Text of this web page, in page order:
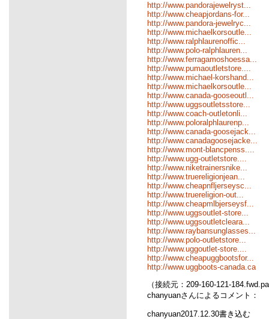
http://www.pandorajewelryst...
http://www.cheapjordans-for...
http://www.pandora-jewelryc...
http://www.michaelkorsoutle...
http://www.ralphlaurenoffic...
http://www.polo-ralphlauren...
http://www.ferragamoshoessa...
http://www.pumaoutletstore....
http://www.michael-korshand...
http://www.michaelkorsoutle...
http://www.canada-gooseoutl...
http://www.uggsoutletsstore...
http://www.coach-outletonli...
http://www.poloralphlaurenp...
http://www.canada-goosejack...
http://www.canadagoosejacke...
http://www.mont-blancpenss....
http://www.ugg-outletstore....
http://www.niketrainersnike...
http://www.truereligionjean...
http://www.cheapnfljerseysc...
http://www.truereligion-out...
http://www.cheapmlbjerseysf...
http://www.uggsoutlet-store...
http://www.uggsoutletcleara...
http://www.raybansunglasses...
http://www.polo-outletstore...
http://www.uggoutlet-store....
http://www.cheapuggbootsfor...
http://www.uggboots-canada.ca
（接続元：209-160-121-
chanyuanさんによるコメント：
chanyuan2017.12.30書き込む